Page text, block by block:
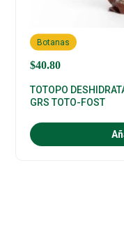
$40.80
Botanas
TOTOPO
GRS TOTO-FOST